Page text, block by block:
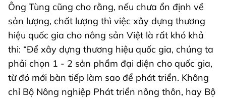
Ông Tùng cũng cho rằng, nếu chưa ổn định về
sản lượng, chất lượng thì việc xây dựng thương
hiệu quốc gia cho nông sản Việt là rất khó khả
thi: “Để xây dựng thương hiệu quốc gia, chúng ta
phải chọn 1 - 2 sản phẩm đại diện cho quốc gia,
từ đó mới bàn tiếp làm sao để phát triển. Không
chỉ Bộ Nông nghiệp Phát triển nông thôn, hay Bộ